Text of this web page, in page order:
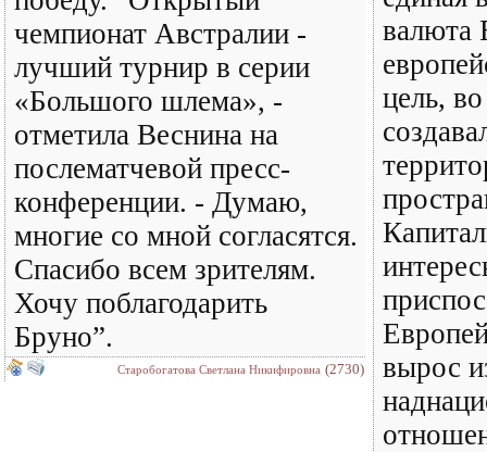
чемпионат Австралии -
лучший турнир в серии
«Большого шлема», -
отметила Веснина на
послематчевой пресс-
конференции. - Думаю,
многие со мной согласятся.
Спасибо всем зрителям.
Хочу поблагодарить
Бруно”.
Старобогатова Светлана Никифировна (2730)
валюта
цель,
вырос